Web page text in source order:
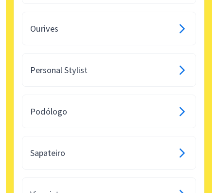
Ourives
Personal Stylist
Podólogo
Sapateiro